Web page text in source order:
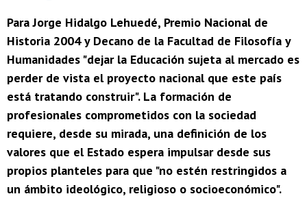
Para Jorge Hidalgo Lehuedé, Premio Nacional de
Historia 2004 y Decano de la Facultad de Filosofía y
Humanidades "dejar la Educación sujeta al mercado es
perder de vista el proyecto nacional que este país
está tratando construir". La formación de
profesionales comprometidos con la sociedad
requiere, desde su mirada, una definición de los
valores que el Estado espera impulsar desde sus
propios planteles para que "no estén restringidos a
un ámbito ideológico, religioso o socioeconómico".